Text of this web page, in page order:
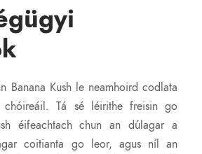
Banana Kush le neamhoird codlata
chóireáil. Tá sé léirithe freisin go
éifeachtach chun an dúlagar a
coitianta go leor, agus níl an